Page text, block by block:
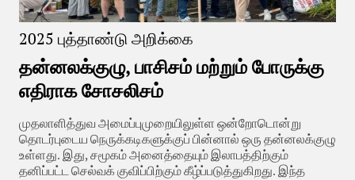
2025 புத்தாண்டு அறிக்கை
தன்னலக்குழு, பாசிசம் மற்றும் போருக்கு
எதிராக சோசலிசம்
முதலாளித்துவ அமைப்புமுறையிலுள்ள ஒன்றோடொன்று
தொடர்புடைய நெருக்கடிகளுக்குப் பின்னால் ஒரு தன்னலக்குழு
உள்ளது. இது, சமூகம் அனைத்தையும் இலாபத்திற்கும்
தனிப்பட்ட செல்வக் குவிப்பிற்கும் கீழ்ப்படுத்துகிறது. இந்த